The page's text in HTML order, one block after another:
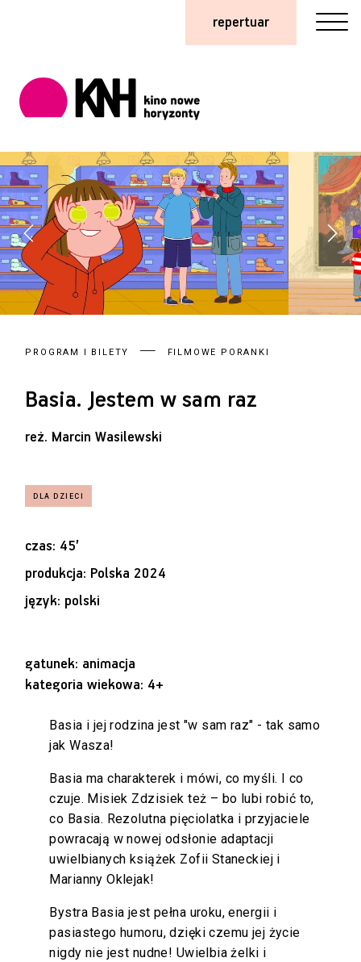
repertuar
PROGRAM I BILETY FILMOWE PORANKI
Basia. Jestem w sam raz
reż. Marcin Wasilewski
czas: 45’
produkcja: Polska 2024
język: polski
gatunek: animacja
kategoria wiekowa: 4+
Basia i jej rodzina jest "w sam raz" - tak samo
jak Wasza!
Basia ma charakterek i mówi, co myśli. I co
czuje. Misiek Zdzisiek też – bo lubi robić to,
co Basia. Rezolutna pięciolatka i przyjaciele
powracają w nowej odsłonie adaptacji
uwielbianych książek Zofii Staneckiej i
Marianny Oklejak!
Bystra Basia jest pełna uroku, energii i
pasiastego humoru, dzięki czemu jej życie
nigdy nie jest nudne! Uwielbia żelki i